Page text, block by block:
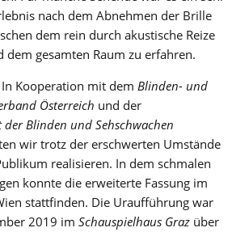
nach dem Abnehmen der Brille
dem rein durch akustische Reize
dem gesamten Raum zu erfahren.
In Kooperation mit dem Blinden- und
Österreich und der
Blinden und Sehschwachen
wir trotz der erschwerten Umstände
realisieren. In dem schmalen
konnte die erweiterte Fassung im
stattfinden. Die Uraufführung war
2019 im Schauspielhaus Graz über